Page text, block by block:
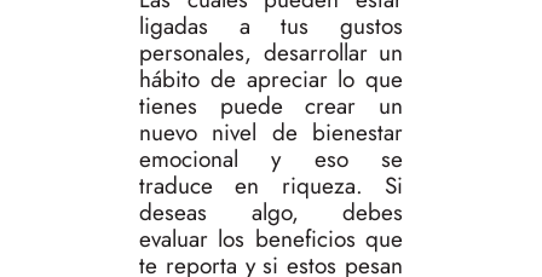
ligadas a tus gustos
personales, desarrollar un
hábito de apreciar lo que
tienes puede crear un
nuevo nivel de bienestar
emocional y eso se
traduce en riqueza. Si
deseas algo, debes
evaluar los beneficios que
te reporta y si estos pesan